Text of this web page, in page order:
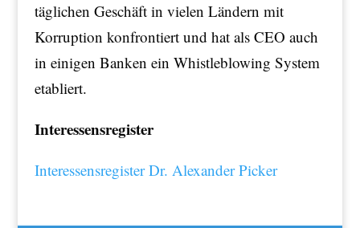
täglichen Geschäft in vielen Ländern mit
Korruption konfrontiert und hat als CEO auch
in einigen Banken ein Whistleblowing System
etabliert.
Interessensregister
Interessensregister Dr. Alexander Picker